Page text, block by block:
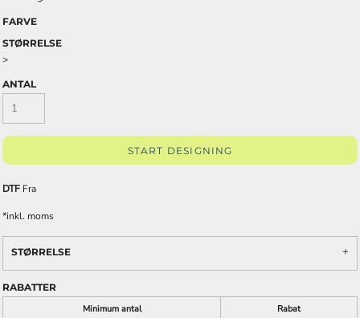
FARVE
STØRRELSE
>
ANTAL
START DESIGNING
DTF Fra
*inkl. moms
STØRRELSE
RABATTER
Minimum antal
Rabat